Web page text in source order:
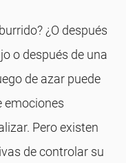
¿O después
o después de una
de azar puede
emociones
Pero existen
de controlar su